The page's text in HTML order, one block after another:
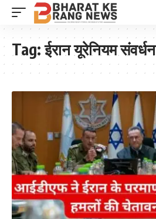
Tag:ईरान यूरेनियम संवर्धन